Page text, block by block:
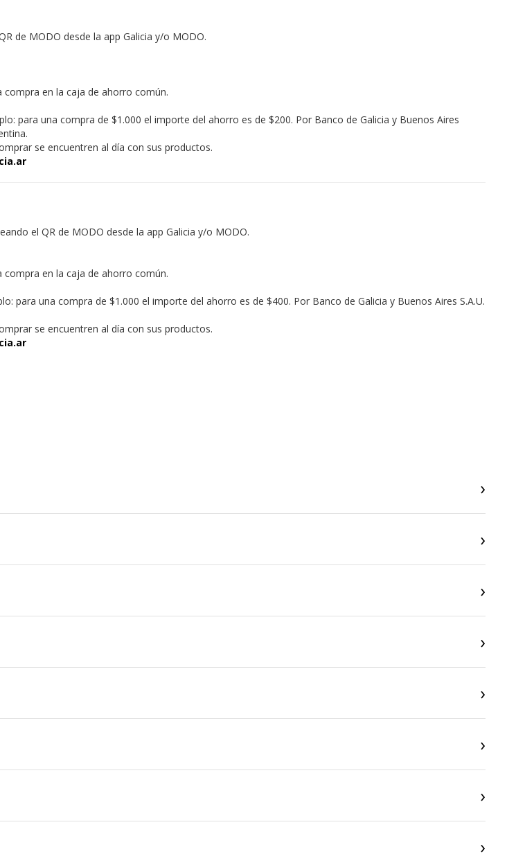
de MODO desde la app Galicia y/o MODO.
en la caja de ahorro común.
para una compra de $1.000 el importe del ahorro es de $200. Por Banco de Galicia y Buenos Aires
se encuentren al día con sus productos.
el QR de MODO desde la app Galicia y/o MODO.
en la caja de ahorro común.
para una compra de $1.000 el importe del ahorro es de $400. Por Banco de Galicia y Buenos Aires S.A.U.
se encuentren al día con sus productos.